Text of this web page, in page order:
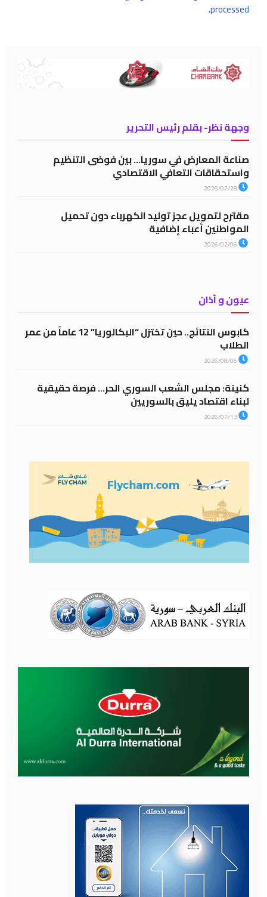
processed
.
وجهة نظر- بقلم رئيس التحرير
صناعة المعارض في سوريا… بين فوضى التنظيم
واستحقاقات التعافي الاقتصادي
مقترح لتمويل عجز توليد الكهرباء دون تحميل
المواطنين أعباء إضافية
عيون و آذان
كابوس النتائج.. حين تختزل “البكالوريا” 12 عاماً من عمر
الطلاب
كنينة: مجلس الشعب السوري الحر… فرصة حقيقية
لبناء اقتصاد يليق بالسوريين